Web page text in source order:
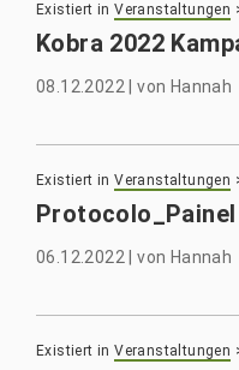
Existiert in Veranstaltungen
Kobra 2022
08.12.2022 |von Hannah
Existiert in Veranstaltungen
06.12.2022 |von Hannah
Existiert in Veranstaltungen